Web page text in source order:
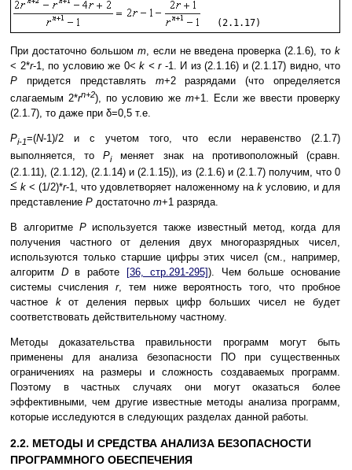
При достаточно большом m, если не введена проверка (2.1.6), тоk
< 2*r-1, по условию же 0< k < r -1. И из (2.1.16) и (2.1.17) видно, что
P придется представлять m+2 разрядами (что определяется
слагаемым 2*rn+2), по условию же m+1. Если же ввести проверку
(2.1.7), то даже при δ=0,5 т.е.
Pi-1=(N-1)/2 и с учетом того, что если неравенство (2.1.7)
выполняется, тоPiменяет знак на противоположный (сравн.
(2.1.11), (2.1.12), (2.1.14) и (2.1.15)), из (2.1.6) и (2.1.7) получим, что 0
k < (1/2)*r-1, что удовлетворяет наложенному на kусловию, и для
представление P достаточно m+1 разряда.
В алгоритме Pиспользуется также известный метод, когда для
получения частного от деления двух многоразрядных чисел,
используются только старшие цифры этих чисел (см., например,
алгоритм Dв работе [36, стр.291-295]). Чем больше основание
системы счисления r, тем ниже вероятность того, что пробное
частное kот деления первых цифр больших чисел не будет
соответствовать действительному частному.
Методы доказательства правильности программ могут быть
применены для анализа безопасности ПО при существенных
ограничениях на размеры и сложность создаваемых программ.
Поэтому в частных случаях они могут оказаться более
эффективными, чем другие известные методы анализа программ,
которые исследуются в следующих разделах данной работы.
2.2. МЕТОДЫ И СРЕДСТВА АНАЛИЗА БЕЗОПАСНОСТИ
ПРОГРАММНОГО ОБЕСПЕЧЕНИЯ